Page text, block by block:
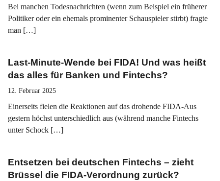
Bei manchen Todesnachrichten (wenn zum Beispiel ein früherer
Politiker oder ein ehemals prominenter Schauspieler stirbt) fragte
man […]
Last-Minute-Wende bei FIDA! Und was heißt
das alles für Banken und Fintechs?
12. Februar 2025
Einerseits fielen die Reaktionen auf das drohende FIDA-Aus
gestern höchst unterschiedlich aus (während manche Fintechs
unter Schock […]
Entsetzen bei deutschen Fintechs – zieht
Brüssel die FIDA-Verordnung zurück?